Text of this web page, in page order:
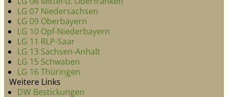
LG 07 Niedersachsen
LG 09 Oberbayern
LG 10 Opf-Niederbayern
LG 11 RLP-Saar
LG 13 Sachsen-Anhalt
LG 15 Schwaben
LG 16 Thüringen
Weitere Links
DW Bestickungen